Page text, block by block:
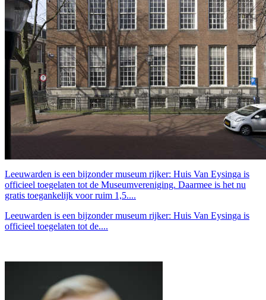
Leeuwarden is een bijzonder museum rijker: Huis Van Eysinga is
officieel toegelaten tot de Museumvereniging. Daarmee is het nu
gratis toegankelijk voor ruim 1,5....
Leeuwarden is een bijzonder museum rijker: Huis Van Eysinga is
officieel toegelaten tot de....